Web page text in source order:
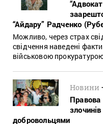
“Айдару” Радченко
Можливо, через страх
свідчення наведені
військовою
Новини
Правова
добровольцями